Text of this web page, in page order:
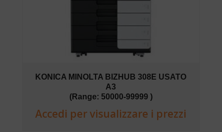
KONICA MINOLTA BIZHUB 308E USATO
A3
(Range: 50000-99999 )
Accedi per visualizzare i prezzi